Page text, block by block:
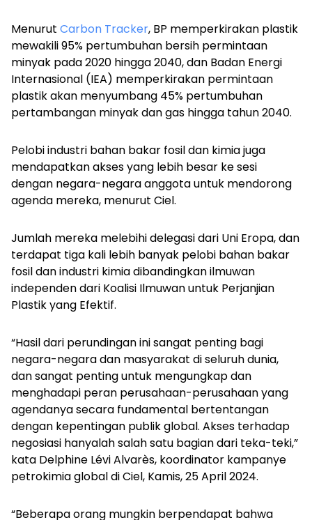
Menurut Carbon Tracker, BP memperkirakan plastik
mewakili 95% pertumbuhan bersih permintaan
minyak pada 2020 hingga 2040, dan Badan Energi
Internasional (IEA) memperkirakan permintaan
plastik akan menyumbang 45% pertumbuhan
pertambangan minyak dan gas hingga tahun 2040.
Pelobi industri bahan bakar fosil dan kimia juga
mendapatkan akses yang lebih besar ke sesi
dengan negara-negara anggota untuk mendorong
agenda mereka, menurut Ciel.
Jumlah mereka melebihi delegasi dari Uni Eropa, dan
terdapat tiga kali lebih banyak pelobi bahan bakar
fosil dan industri kimia dibandingkan ilmuwan
independen dari Koalisi Ilmuwan untuk Perjanjian
Plastik yang Efektif.
“Hasil dari perundingan ini sangat penting bagi
negara-negara dan masyarakat di seluruh dunia,
dan sangat penting untuk mengungkap dan
menghadapi peran perusahaan-perusahaan yang
agendanya secara fundamental bertentangan
dengan kepentingan publik global. Akses terhadap
negosiasi hanyalah salah satu bagian dari teka-teki,”
kata Delphine Lévi Alvarès, koordinator kampanye
petrokimia global di Ciel, Kamis, 25 April 2024.
“Beberapa orang mungkin berpendapat bahwa